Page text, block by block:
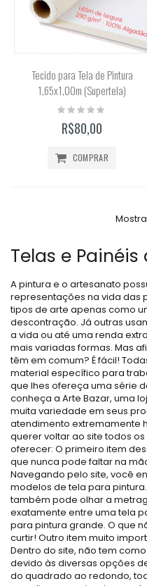
Tecido para Tela de Pintura
1,65x1,00m (Supertela)
Rating:
0%
R$80,00
COMPRAR
Telas e Painéis
A pintura e o artesanato
representações na vida das
tipos de arte apenas como
descontração. Já outras
a vida ou até uma renda
mais variadas formas. Mas
têm em comum? É fácil!
material específico para
que lhes ofereça uma série
conheça a Arte Bazar, uma
muita variedade em seus
atendimento extremamente
querer voltar ao site todos
oferecer: O primeiro item
que nunca pode faltar na
Navegando pelo site, você
modelos de tela para
também pode olhar a
exatamente entre uma tela
para pintura grande. O que
curtir! Outro item muito
Dentro do site, não tem
devido às diversas opções
do quadrado ao redondo,